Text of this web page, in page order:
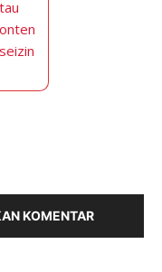
KOMENTAR